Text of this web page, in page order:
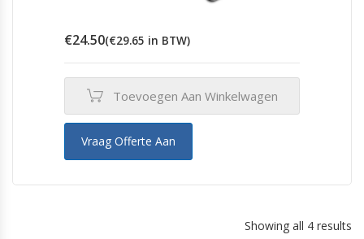
€24.50(€29.65 in BTW)
Toevoegen Aan Winkelwagen
Vraag Offerte Aan
Showing all 4 results